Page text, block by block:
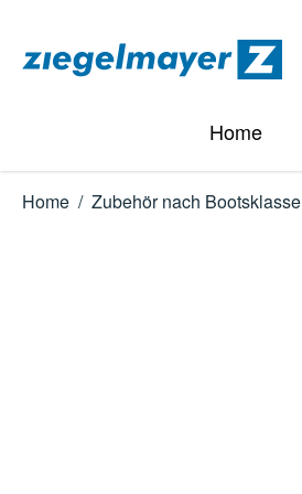
Home
Home / Zubehör nach Bootsklasse